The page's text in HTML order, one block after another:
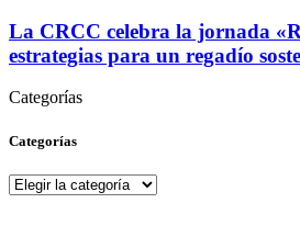
La CRCC celebra la jornada
estrategias para un regadío
Categorías
Categorías
Categorías